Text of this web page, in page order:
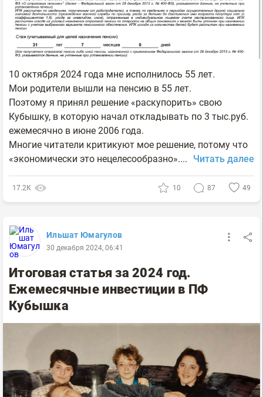
10 октября 2024 года мне исполнилось 55 лет.
Мои родители вышли на пенсию в 55 лет.
Поэтому я принял решение «раскупорить» свою
Кубышку, в которую начал откладывать по 3 тыс.руб.
ежемесячно в июне 2006 года.
Многие читатели критикуют мое решение, потому что
«экономически это нецелесообразно»....
Читать далее
17.2К 10 87 49
Ильшат Юмагулов
30 декабря 2024, 06:41
Итоговая статья за 2024 год.
Ежемесячные инвестиции в ПФ
Кубышка